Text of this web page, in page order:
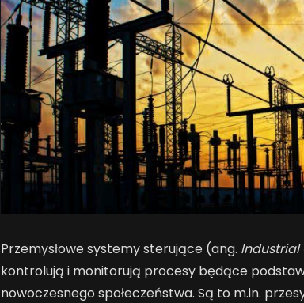
Przemysłowe systemy sterujące (ang. Industrial
kontrolują i monitorują procesy będące
nowoczesnego społeczeństwa. Są to m.in.